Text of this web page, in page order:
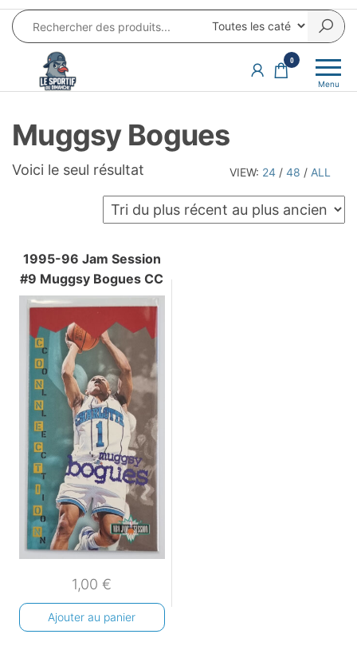
Aller
au
contenu
DU
produits
autour
du
sport et
pop
culture
Menu
0
Muggsy Bogues
VIEW: 24 / 48 / ALL
Voici le seul résultat
1995-96 Jam Session
#9 Muggsy Bogues CC
1,00€
Ajouter au panier